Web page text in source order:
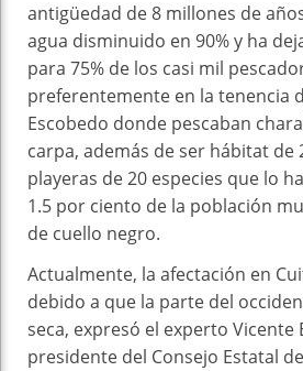
antigüedad de 8 millones de
agua disminuido en 90% y ha
para 75% de los casi mil
preferentemente en la tenencia
Escobedo donde pescaban
carpa, además de ser hábitat de
playeras de 20 especies que lo
1.5 por ciento de la población
de cuello negro.
Actualmente, la afectación en
debido a que la parte del
seca, expresó el experto Vicente
presidente del Consejo Estatal